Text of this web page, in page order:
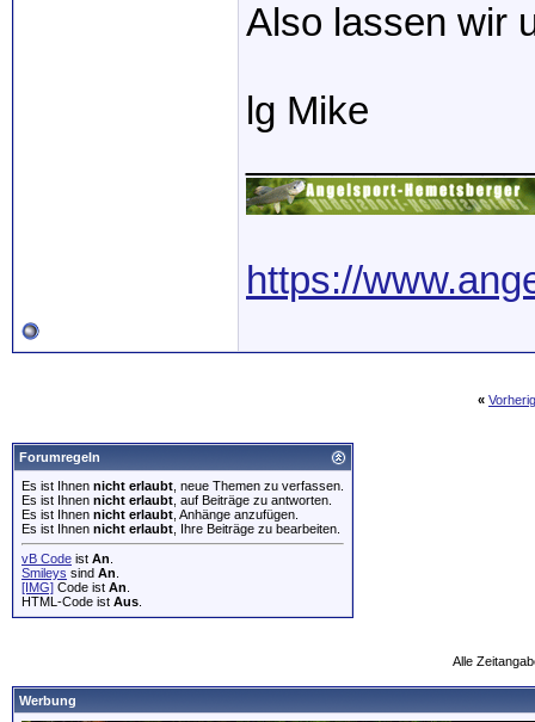
Also lassen wir
lg Mike
https://
«
Forumregeln
Es ist Ihnen nicht erlaubt , neue Themen zu verfassen.
Es ist Ihnen nicht erlaubt , auf Beiträge zu antworten.
Es ist Ihnen nicht erlaubt , Anhänge anzufügen.
Es ist Ihnen nicht erlaubt , Ihre Beiträge zu bearbeiten.
vB Code ist An
Smileys sind An
[IMG] Code ist An
HTML-Code ist Aus
Alle
Werbung